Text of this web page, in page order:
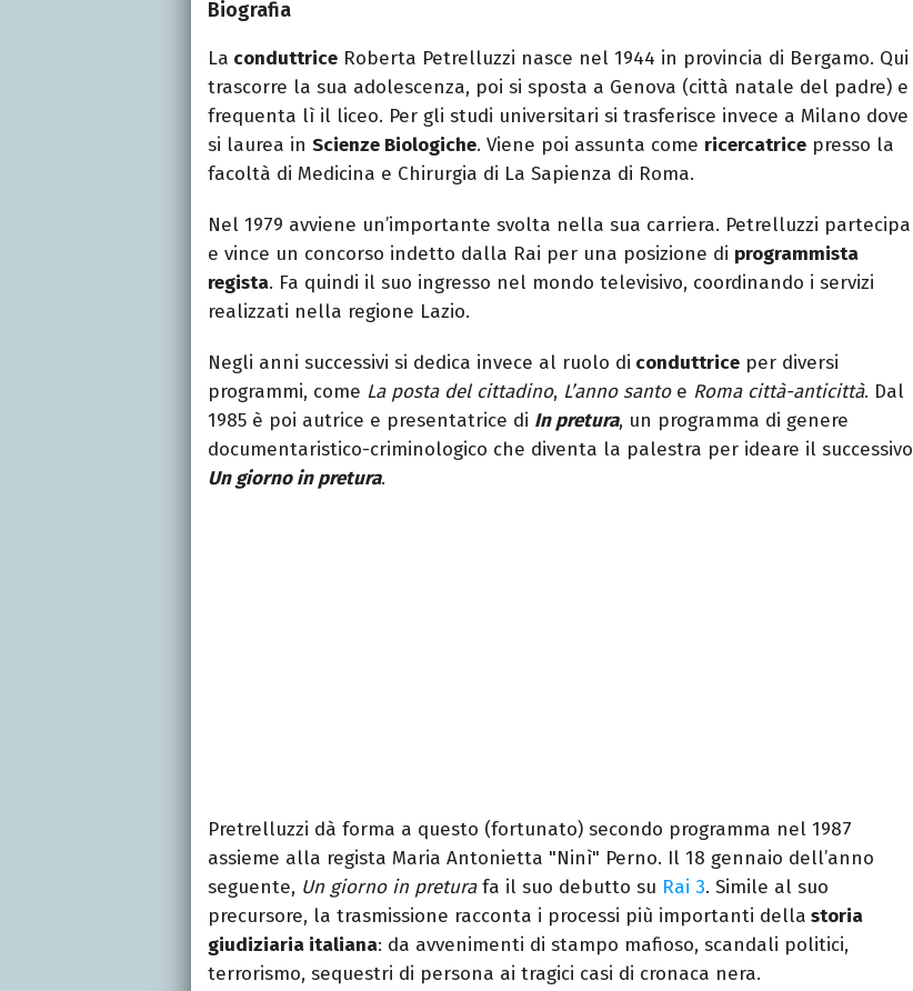
Biografia
La conduttrice Roberta Petrelluzzi nasce nel 1944 in provincia di Bergamo. Qui
trascorre la sua adolescenza, poi si sposta a Genova (città natale del padre) e
frequenta lì il liceo. Per gli studi universitari si trasferisce invece a Milano dove
si laurea in Scienze Biologiche. Viene poi assunta come ricercatrice presso la
facoltà di Medicina e Chirurgia di La Sapienza di Roma.
Nel 1979 avviene un’importante svolta nella sua carriera. Petrelluzzi partecipa
e vince un concorso indetto dalla Rai per una posizione di programmista
regista. Fa quindi il suo ingresso nel mondo televisivo, coordinando i servizi
realizzati nella regione Lazio.
Negli anni successivi si dedica invece al ruolo di conduttrice per diversi
programmi, come La posta del cittadino, L’anno santoe Roma città-anticittà. Dal
1985 è poi autrice e presentatrice di In pretura, un programma di genere
documentaristico-criminologico che diventa la palestra per ideare il successivo
Un giorno in pretura.
Pretrelluzzi dà forma a questo (fortunato) secondo programma nel 1987
assieme alla regista Maria Antonietta "Ninì" Perno. Il 18 gennaio dell’anno
seguente, Un giorno in preturafa il suo debutto su Rai 3. Simile al suo
precursore, la trasmissione racconta i processi più importanti della storia
giudiziaria italiana: da avvenimenti di stampo mafioso, scandali politici,
terrorismo, sequestri di persona ai tragici casi di cronaca nera.